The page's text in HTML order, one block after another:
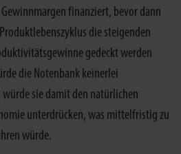
finanziert, bevor dann
die steigenden
gedeckt werden
die Notenbank keinerlei
sie damit den natürlichen
unterdrücken, was mittelfristig zu
würde.